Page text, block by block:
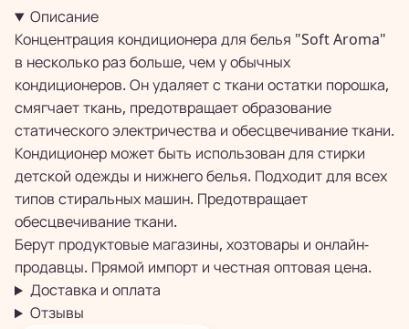
Описание
Концентрация кондиционера для белья "Soft Aroma"
в несколько раз больше, чем у обычных
кондиционеров. Он удаляет с ткани остатки порошка,
смягчает ткань, предотвращает образование
статического электричества и обесцвечивание ткани.
Кондиционер может быть использован для стирки
детской одежды и нижнего белья. Подходит для всех
типов стиральных машин. Предотвращает
обесцвечивание ткани.
Берут продуктовые магазины, хозтовары и онлайн-
продавцы. Прямой импорт и честная оптовая цена.
Доставка и оплата
Отзывы